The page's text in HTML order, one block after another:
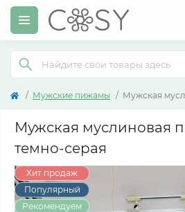
Мужские пижамы Мужская
Мужская муслиновая
темно-серая
Хит продаж
Популярный
Рекомендуем